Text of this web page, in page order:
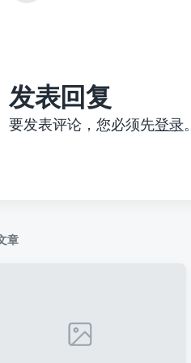
篇
发表回复
要发表评论，您必须先登录。
章